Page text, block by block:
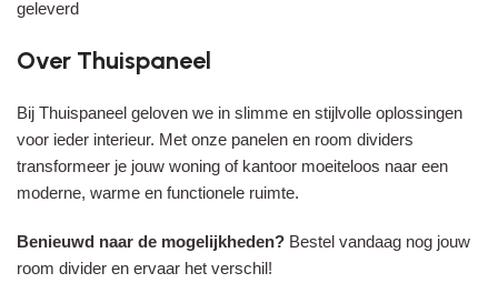
geleverd
Over Thuispaneel
Bij Thuispaneel geloven we in slimme en stijlvolle oplossingen
voor ieder interieur. Met onze panelen en room dividers
transformeer je jouw woning of kantoor moeiteloos naar een
moderne, warme en functionele ruimte.
Benieuwd naar de mogelijkheden? Bestel vandaag nog jouw
room divider en ervaar het verschil!